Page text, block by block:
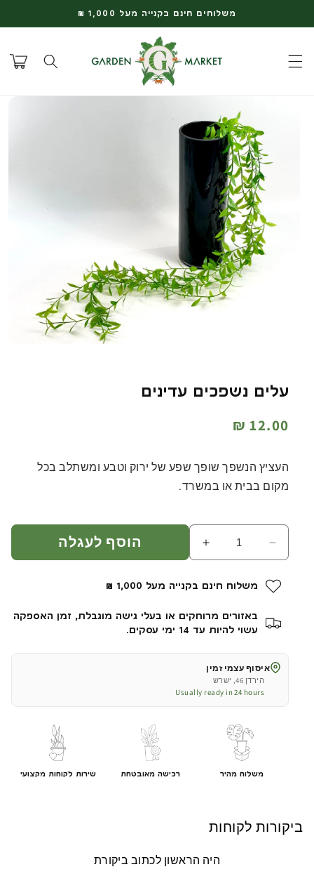
לתוכן
משלוחים חינם בקנייה מעל 1,000 ₪
עגלת
קניות
המוצר
עלים נשפכים עדינים
מחיר
12.00 ₪
העציץ הנשפך שופך שפע של ירוק וטבע ומשתלב בכל
מקום בבית או במשרד.
הפחת
כמות
עבור
עלים
נשפכים
עדינים
הגדל
כמות
עבור
עלים
נשפכים
עדינים
הוסף לעגלה
משלוח חינם בקנייה מעל 1,000 ₪
באזורים מרוחקים או בעלי גישה מוגבלת, זמן האספקה
עשוי להיות עד 14 ימי עסקים.
איסוף עצמי זמין
הירדן 46, ישרש
Usually ready in 24 hours
משלוח מהיר רכישה מאובטחת שירות לקוחות מקצועי
ביקורות לקוחות
היה הראשון לכתוב ביקורת